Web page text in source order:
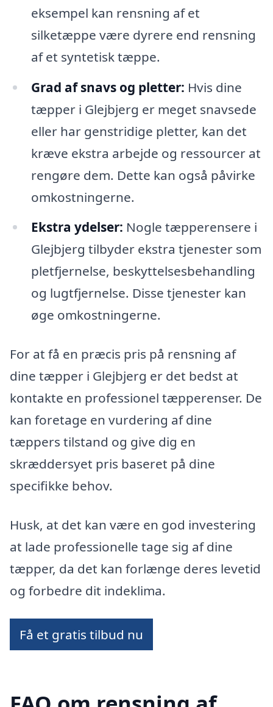
eksempel kan rensning af et
silketæppe være dyrere end rensning
af et syntetisk tæppe.
Grad af snavs og pletter: Hvis dine
tæpper i Glejbjerg er meget snavsede
eller har genstridige pletter, kan det
kræve ekstra arbejde og ressourcer at
rengøre dem. Dette kan også påvirke
omkostningerne.
Ekstra ydelser: Nogle tæpperensere i
Glejbjerg tilbyder ekstra tjenester som
pletfjernelse, beskyttelsesbehandling
og lugtfjernelse. Disse tjenester kan
øge omkostningerne.
For at få en præcis pris på rensning af
dine tæpper i Glejbjerg er det bedst at
kontakte en professionel tæpperenser. De
kan foretage en vurdering af dine
tæppers tilstand og give dig en
skræddersyet pris baseret på dine
specifikke behov.
Husk, at det kan være en god investering
at lade professionelle tage sig af dine
tæpper, da det kan forlænge deres levetid
og forbedre dit indeklima.
Få et gratis tilbud nu